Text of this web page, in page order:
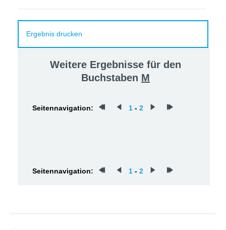
Ergebnis drucken
Weitere Ergebnisse für den
Buchstaben M
Seitennavigation: 1 - 2
Seitennavigation: 1 - 2